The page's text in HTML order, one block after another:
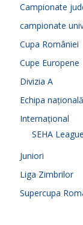
Campionate
campionate
Cupa României
Cupe Europene
Divizia A
Echipa națională
Internațional
SEHA League
Juniori
Liga Zimbrilor
Supercupa